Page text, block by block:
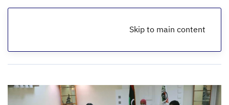
Skip to main content
الرئيسية